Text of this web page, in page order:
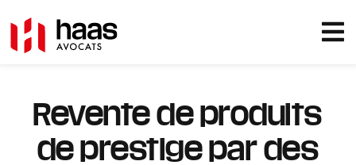
Revente de produits
de prestige par des